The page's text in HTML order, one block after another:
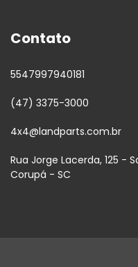
Contato
5547997940181
(47) 3375-3000
4x4@landparts.com.br
Rua Jorge Lacerda, 125 -
Corupá - SC